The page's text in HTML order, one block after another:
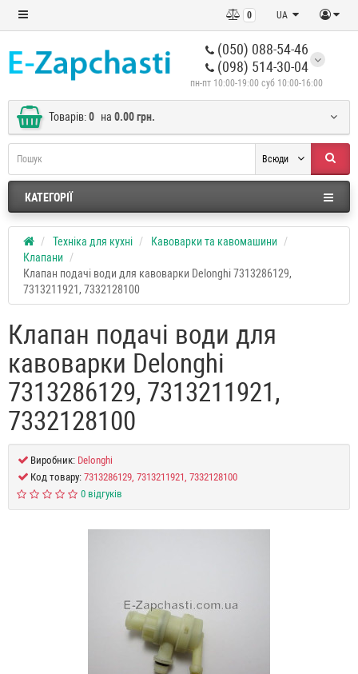
UA
0
(050) 088-54-46
(098) 514-30-04
пн-пт 10:00-19:00 суб 10:00-16:00
Товарів:0 на 0.00 грн.
Всюди
КАТЕГОРІЇ
Техніка для кухні
Кавоварки та кавомашини
Клапани
Клапан подачі води для кавоварки Delonghi 7313286129,
7313211921, 7332128100
Клапан подачі води для
кавоварки Delonghi
7313286129, 7313211921,
7332128100
Виробник: Delonghi
Код товару: 7313286129, 7313211921, 7332128100
0 відгуків